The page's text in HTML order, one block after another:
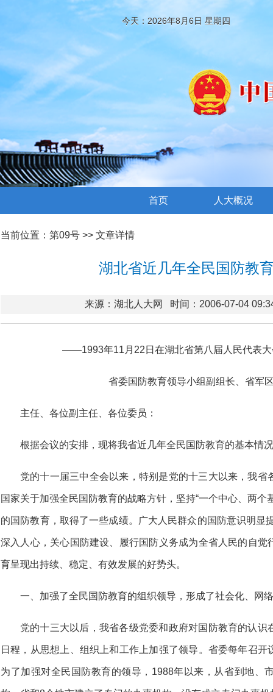
今天：2026年8月6日 星期四
首页 人大概况
当前位置： 第09号 >> 文章详情
湖北省近几年全民国防教
来源：湖北人大网 时间：2006-07-04
——1993年11月22日在湖北省第八届人民代表大
省委国防教育领导小组副组长、省军
主任、各位副主任、各位委员：
根据会议的安排，现将我省近几年全民国防教育的基本情
党的十一届三中全会以来，特别是党的十三大以来，我
国家关于加强全民国防教育的战略方针，坚持“一个中心、两个
的国防教育，取得了一些成绩。广大人民群众的国防意识明显
深入人心，关心国防建设、履行国防义务成为全省人民的自
育呈现出持续、稳定、有效发展的好势头。
一、加强了全民国防教育的组织领导，形成了社会化、网
党的十三大以后，我省各级党委和政府对国防教育的认
日程，从思想上、组织上和工作上加强了领导。省委每年召
为了加强对全民国防教育的领导，1988年以来，从省到地、